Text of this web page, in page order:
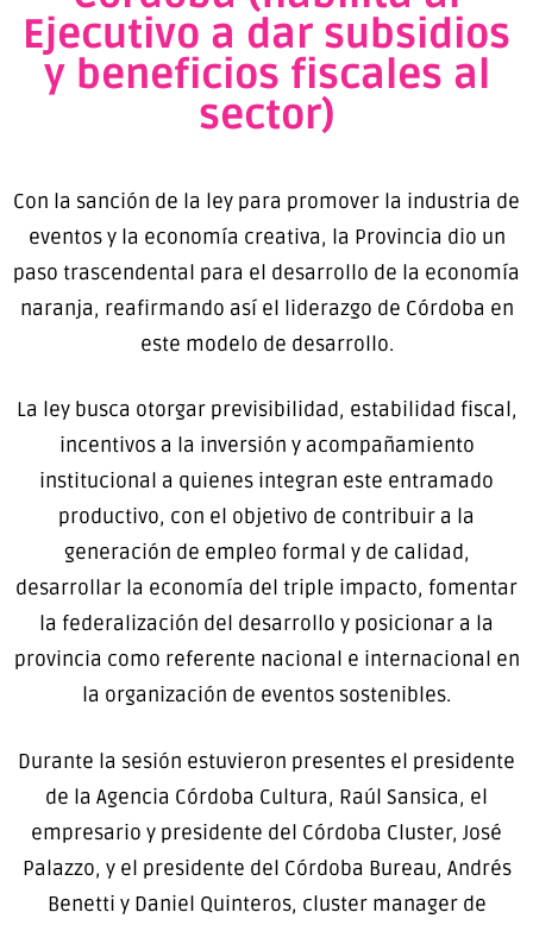
Ejecutivo a dar subsidios
y beneficios fiscales al
sector)
Con la sanción de la ley para promover la industria de
eventos y la economía creativa, la Provincia dio un
paso trascendental para el desarrollo de la economía
naranja, reafirmando así el liderazgo de Córdoba en
este modelo de desarrollo.
La ley busca otorgar previsibilidad, estabilidad fiscal,
incentivos a la inversión y acompañamiento
institucional a quienes integran este entramado
productivo, con el objetivo de contribuir a la
generación de empleo formal y de calidad,
desarrollar la economía del triple impacto, fomentar
la federalización del desarrollo y posicionar a la
provincia como referente nacional e internacional en
la organización de eventos sostenibles.
Durante la sesión estuvieron presentes el presidente
de la Agencia Córdoba Cultura, Raúl Sansica, el
empresario y presidente del Córdoba Cluster, José
Palazzo, y el presidente del Córdoba Bureau, Andrés
Benetti y Daniel Quinteros, cluster manager de